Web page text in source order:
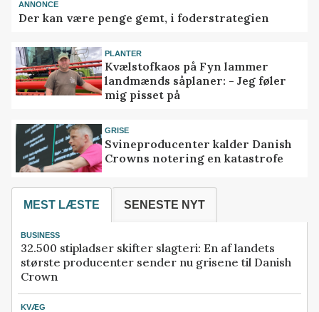
ANNONCE
Der kan være penge gemt, i foderstrategien
PLANTER
Kvælstofkaos på Fyn lammer
landmænds såplaner: - Jeg føler
mig pisset på
GRISE
Svineproducenter kalder Danish
Crowns notering en katastrofe
MEST LÆSTE SENESTE NYT
BUSINESS
32.500 stipladser skifter slagteri: En af landets
største producenter sender nu grisene til Danish
Crown
KVÆG